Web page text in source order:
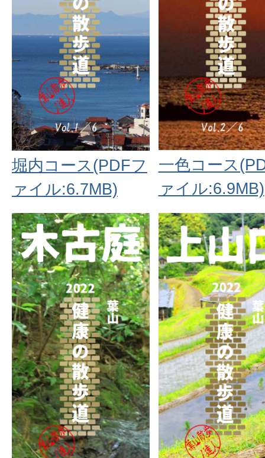
堀内コース(PDFフ
ァイル:6.7MB)
一色コース
ァイル:6.9MB)